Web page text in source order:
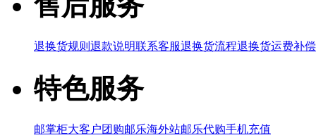
退换货规则 退款说明联系客服退换货流程退换货运费补
特色服务
邮掌柜大客户团购邮乐海外站邮乐代购手机充值